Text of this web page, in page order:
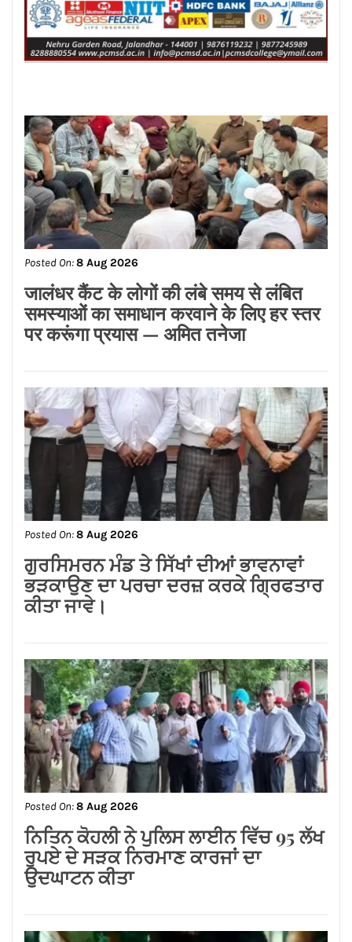
Posted On:8 Aug 2026
ਗੁਰਸਿਮਰਨ ਮੰਡ ਤੇ ਸਿੱਖਾਂ ਦੀਆਂ ਭਾਵਨਾਵਾਂ
ਭੜਕਾਉਣ ਦਾ ਪਰਚਾ ਦਰਜ਼ ਕਰਕੇ ਗ੍ਰਿਫਤਾਰ
Posted On: 8 Aug 2026
ਨਿਤਿਨ ਕੋਹਲੀ ਨੇ ਪੁਲਿਸ ਲਾਈਨ ਵਿੱਚ 95 ਲੱਖ
ਰੁਪਏ ਦੇ ਸੜਕ ਨਿਰਮਾਣ ਕਾਰਜਾਂ ਦਾ
ਉਦਘਾਟਨ ਕੀਤਾ
Posted On: 8 Aug 2026
ਡਾ.ਐਸ.ਪੀ.ਸਿੰਘ ਓਬਰਾਏ ਦੇ ਯਤਨਾਂ ਸਦਕਾ
ਅਸ਼ੋਕ ਕੁਮਾਰ ਦਾ ਮ੍ਰਿਤਕ ਸਰੀਰ ਗਰੀਸ ਤੋਂ
ਭਾਰਤ ਪਹੁੰਚਿਆ
Posted On: 8 Aug 2026
लायंस क्लब जालंधर’ ने लायंस भवन में मनाया
भव्य तीज महोत्सव*